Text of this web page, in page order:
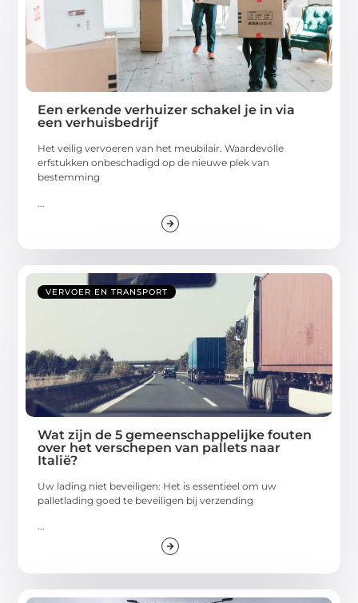
Een erkende verhuizer schakel je in via
een verhuisbedrijf
Het veilig vervoeren van het meubilair. Waardevolle
erfstukken onbeschadigd op de nieuwe plek van
bestemming
VERVOER EN TRANSPORT
Wat zijn de 5 gemeenschappelijke fouten
over het verschepen van pallets naar
Italië?
Uw lading niet beveiligen: Het is essentieel om uw
palletlading goed te beveiligen bij verzending
...